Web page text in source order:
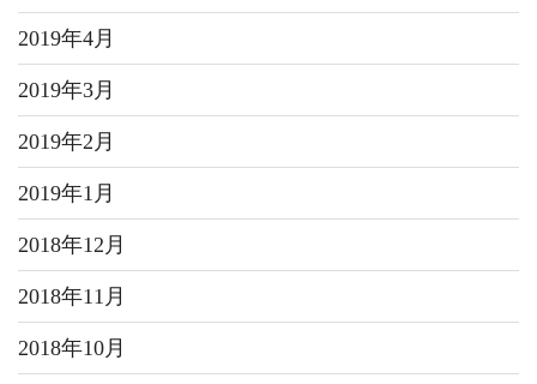
2019年4月
2019年3月
2019年2月
2019年1月
2018年12月
2018年11月
2018年10月